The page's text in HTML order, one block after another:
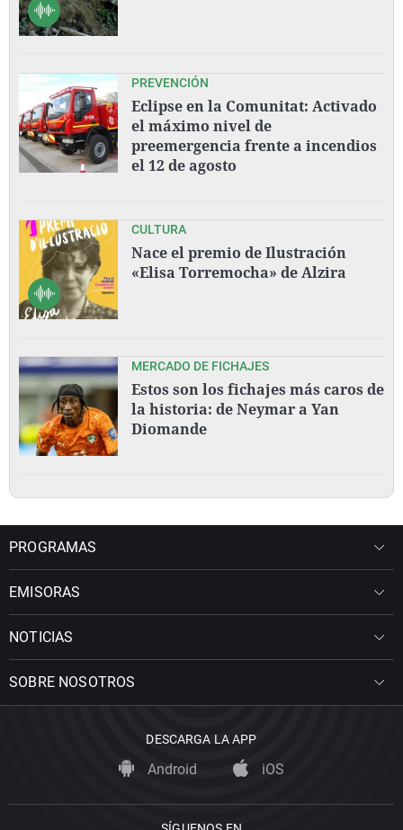
PREVENCIÓN
Eclipse en la Comunitat: Activado
el máximo nivel de
preemergencia frente a incendios
el 12 de agosto
CULTURA
Nace el premio de Ilustración
«Elisa Torremocha» de Alzira
MERCADO DE FICHAJES
Estos son los fichajes más caros de
la historia: de Neymar a Yan
Diomande
PROGRAMAS
EMISORAS
NOTICIAS
SOBRE NOSOTROS
DESCARGA LA APP
Android iOS